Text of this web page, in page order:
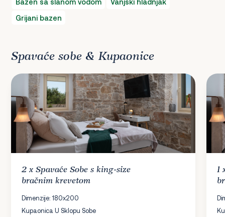
Bazen sa slanom vodom
Vanjski hladnjak
Grijani bazen
Spavaće sobe & Kupaonice
2 xSpavaće Sobes king-size
bračnim krevetom
Dimenzije: 180x200
Kupaonica U Sklopu Sobe
1